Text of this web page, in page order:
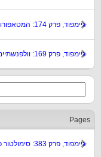
גיימפוד, פרק 174: המטאפורות המטרידות של דני
גיימפוד, פרק 169: וולפנשתיים (סיכום E3 2017)
Pages
גיימפוד, פרק 383: סימולטור כיפי רצח